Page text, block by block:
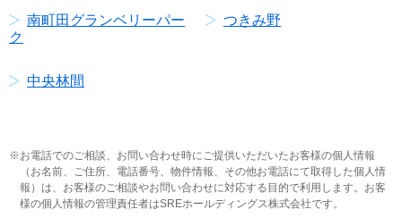
南町田グランベリーパー
ク
つきみ野
中央林間
お電話でのご相談、お問い合わせ時にご提供いただいたお客様の個人情報
（お名前、ご住所、電話番号、物件情報、その他お電話にて取得した個人情
報）は、お客様のご相談やお問い合わせに対応する目的で利用します。お客
様の個人情報の管理責任者はSREホールディングス株式会社です。